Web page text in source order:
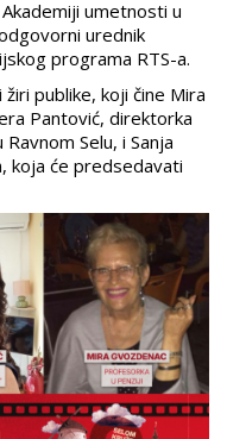
umetnosti u
urednik
programa RTS-a.
publike, koji čine Mira
Pantović, direktorka
Selu, i Sanja
koja će predsedavati